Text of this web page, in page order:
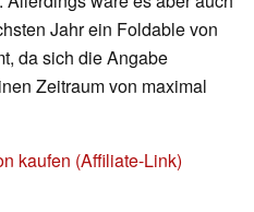
Jahr ein Foldable von
da sich die Angabe
Zeitraum von maximal
kaufen (Affiliate-Link)